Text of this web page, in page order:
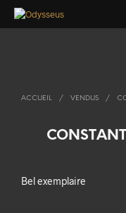
ACCUEIL / VENDUS /
Bel exemplaire